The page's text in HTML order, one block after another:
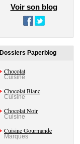
Voir son blog
Dossiers Paperblog
Chocolat
Cuisine
Chocolat Blanc
Cuisine
Chocolat Noir
Cuisine
Cuisine Gourmande
Marques